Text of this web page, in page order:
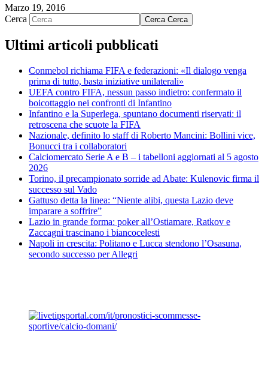
Marzo 19, 2016
Cerca
Cerca Cerca
Ultimi articoli pubblicati
Conmebol richiama FIFA e federazioni: «Il dialogo venga
prima di tutto, basta iniziative unilaterali»
UEFA contro FIFA, nessun passo indietro: confermato il
boicottaggio nei confronti di Infantino
Infantino e la Superlega, spuntano documenti riservati: il
retroscena che scuote la FIFA
Nazionale, definito lo staff di Roberto Mancini: Bollini vice,
Bonucci tra i collaboratori
Calciomercato Serie A e B – i tabelloni aggiornati al 5 agosto
2026
Torino, il precampionato sorride ad Abate: Kulenovic firma il
successo sul Vado
Gattuso detta la linea: “Niente alibi, questa Lazio deve
imparare a soffrire”
Lazio in grande forma: poker all’Ostiamare, Ratkov e
Zaccagni trascinano i biancocelesti
Napoli in crescita: Politano e Lucca stendono l’Osasuna,
secondo successo per Allegri